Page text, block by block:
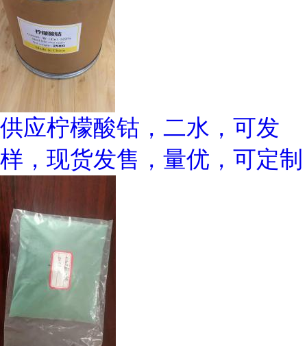
供应柠檬酸钴，二水，可发
样，现货发售，量优，可定制